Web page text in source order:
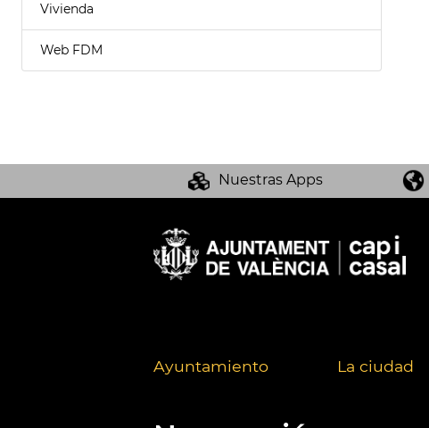
Vivienda
Web FDM
Nuestras Apps
Ayuntamiento La ciudad